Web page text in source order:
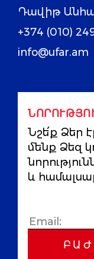
Դավիթ
+374 (010)
info@ufar.am
Նշե՛ք Ձեր
մենք Ձեզ
և